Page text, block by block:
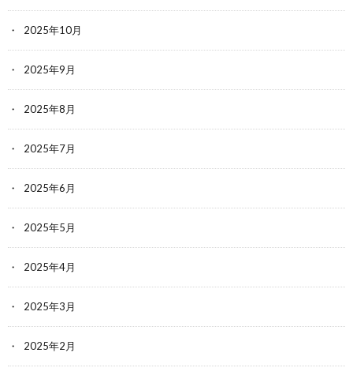
2025年10月
2025年9月
2025年8月
2025年7月
2025年6月
2025年5月
2025年4月
2025年3月
2025年2月